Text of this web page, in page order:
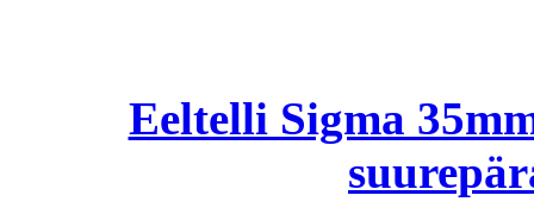
Eeltelli Sigma